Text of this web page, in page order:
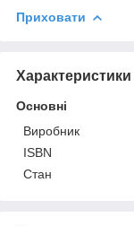
Приховати
Характеристики
Основні
Виробник
ISBN
Стан